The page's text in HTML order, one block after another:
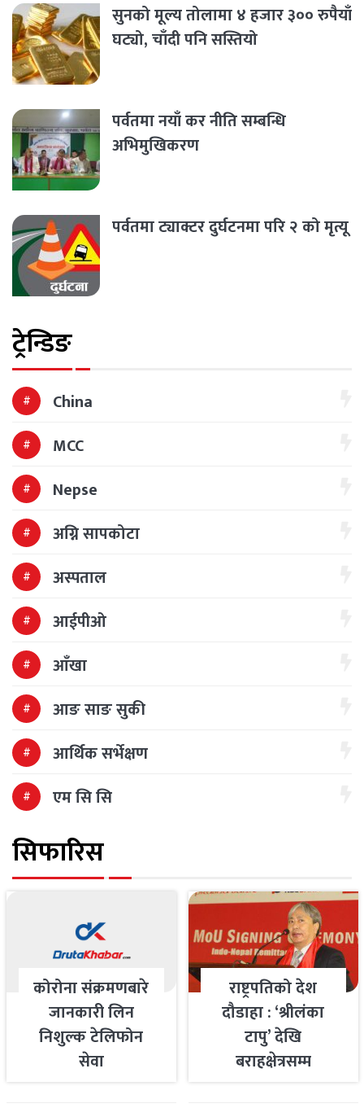
सुनको मूल्य तोलामा ४ हजार ३०० रुपैयाँ
घट्यो, चाँदी पनि सस्तियो
पर्वतमा नयाँ कर नीति सम्बन्धि
अभिमुखिकरण
पर्वतमा ट्याक्टर दुर्घटनमा परि २ को मृत्यू
ट्रेन्डिङ
China
MCC
Nepse
अग्नि सापकोटा
अस्पताल
आईपीओ
आँखा
आङ साङ सुकी
आर्थिक सर्भेक्षण
एम सि सि
सिफारिस
कोरोना संक्रमणबारे
जानकारी लिन
निशुल्क टेलिफोन
सेवा
राष्ट्रपतिको देश
दौडाहा : ‘श्रीलंका
टापु’ देखि
बराहक्षेत्रसम्म